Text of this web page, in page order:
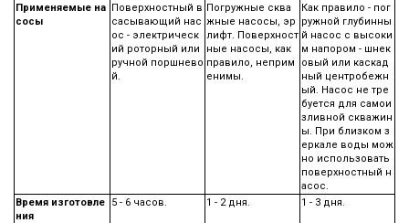
Применяемые на
сосы
Поверхностный в
сасывающий нас
ос - электрическ
ий роторный или
ручной поршнево
й.
Погружные сква
жные насосы, эр
лифт. Поверхност
ные насосы, как
правило, неприм
енимы.
Как правило - пог
ружной глубинны
й насос с высоки
м напором - шнек
овый или каскад
ный центробежн
ый. Насос не тре
буется для самои
зливной скважин
ы. При близком з
еркале воды мож
но использовать
поверхностный н
асос.
Время изготовле
ния
5 - 6 часов. 1 - 2 дня. 1 - 3 дня.